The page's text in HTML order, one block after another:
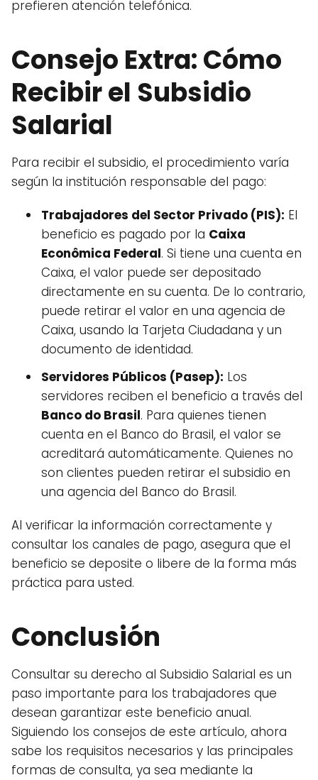
prefieren atención telefónica.
Consejo Extra: Cómo
Recibir el Subsidio
Salarial
Para recibir el subsidio, el procedimiento varía
según la institución responsable del pago:
Trabajadores del Sector Privado (PIS): El
beneficio es pagado por la Caixa
Econômica Federal. Si tiene una cuenta en
Caixa, el valor puede ser depositado
directamente en su cuenta. De lo contrario,
puede retirar el valor en una agencia de
Caixa, usando la Tarjeta Ciudadana y un
documento de identidad.
Servidores Públicos (Pasep): Los
servidores reciben el beneficio a través del
Banco do Brasil. Para quienes tienen
cuenta en el Banco do Brasil, el valor se
acreditará automáticamente. Quienes no
son clientes pueden retirar el subsidio en
una agencia del Banco do Brasil.
Al verificar la información correctamente y
consultar los canales de pago, asegura que el
beneficio se deposite o libere de la forma más
práctica para usted.
Conclusión
Consultar su derecho al Subsidio Salarial es un
paso importante para los trabajadores que
desean garantizar este beneficio anual.
Siguiendo los consejos de este artículo, ahora
sabe los requisitos necesarios y las principales
formas de consulta, ya sea mediante la